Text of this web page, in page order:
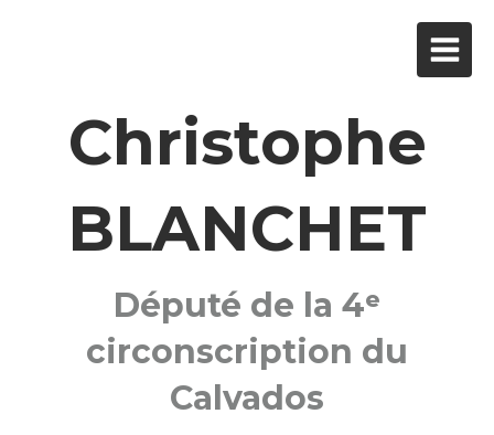
Christophe
BLANCHET
Député de la 4ᵉ
circonscription du
Calvados